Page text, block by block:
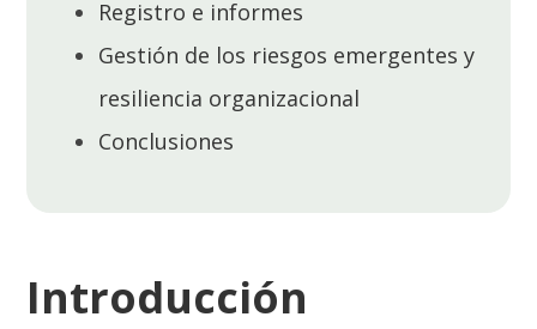
Registro e informes
Gestión de los riesgos emergentes y
resiliencia organizacional
Conclusiones
Introducción